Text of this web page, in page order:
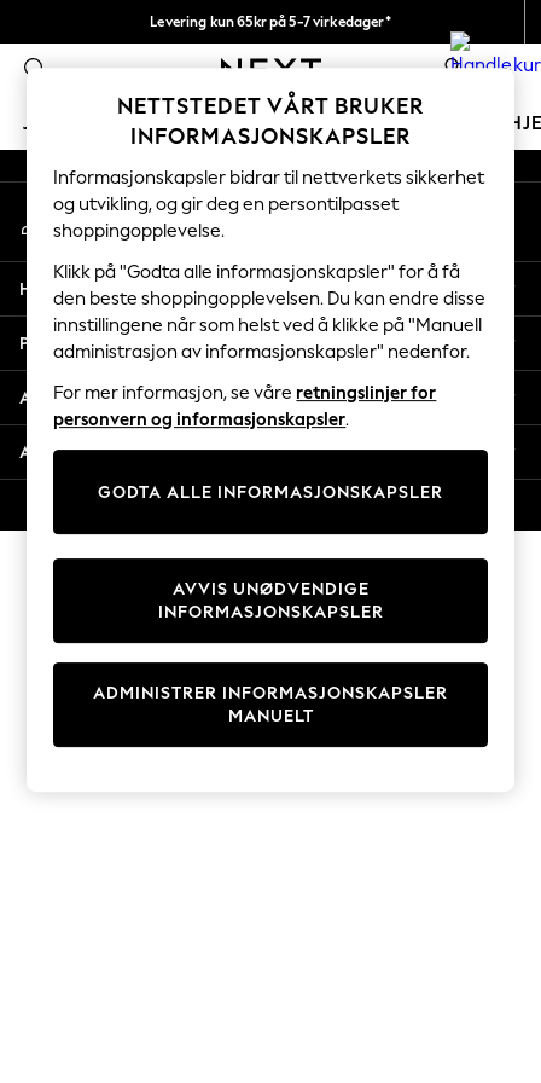
Levering kun 65kr på 5-7 virkedager*
Vi betaler alle tollavgifter 0
JENTER GUTTER BABY KVINNER
GIRLS
New In
50 - 92cm
98 - 110cm
116 - 134cm
140 - 174cm
Trending: Top & Short Sets
Trending: Clogs
Toy Story
THE SET
Coats & Jackets
Sweatshirts & Hoodies
Knitwear
Cardigans
Dresses
Sets & Outfits
T-Shirts
An error occurred on client
Våre sosiale nettverk
Min konto
Logg inn på kontoen din
Hjelp
Personvern & Juridisk
Avdelinger
Andre tjenester
NETTSTEDET VÅRT BRUKER
INFORMASJONSKAPSLER
Informasjonskapsler bidrar til nettverkets sikkerhet
og utvikling, og gir deg en persontilpasset
shoppingopplevelse.
Klikk på "Godta alle informasjonskapsler" for å få
den beste shoppingopplevelsen. Du kan endre disse
innstillingene når som helst ved å klikke på "Manuell
administrasjon av informasjonskapsler" nedenfor.
For mer informasjon, se våre retningslinjer for
personvern og informasjonskapsler.
GODTA ALLE INFORMASJONSKAPSLER
ADMINISTRER INFORMASJONSKAPSLER
MANUELT
AVVIS UNØDVENDIGE
INFORMASJONSKAPSLER